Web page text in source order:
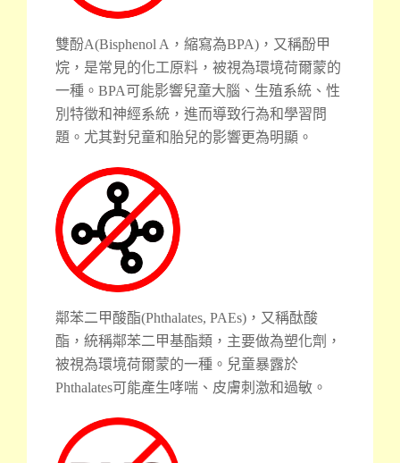
雙酚A(Bisphenol A，縮寫為BPA)，又稱酚甲
烷，是常見的化工原料，被視為環境荷爾蒙的
一種。BPA可能影響兒童大腦、生殖系統、性
別特徵和神經系統，進而導致行為和學習問
題。尤其對兒童和胎兒的影響更為明顯。
鄰苯二甲酸酯(Phthalates, PAEs)，又稱酞酸
酯，統稱鄰苯二甲基酯類，主要做為塑化劑，
被視為環境荷爾蒙的一種。兒童暴露於
Phthalates可能產生哮喘、皮膚刺激和過敏。